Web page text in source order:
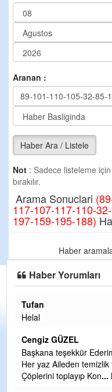
Aranan :
Haber Ara / Listele
Not : Sadece listeleme için
bırakılır.
Arama Sonuclari
117-107-117-110-
197-159-195-188)
Haber
Haber Yorumları
Tufan
Helal
Cengiz GÜZEL
Başkana teşekkür
Her yaz Aileden temizlik
Çöplerini toplayıp Kon...